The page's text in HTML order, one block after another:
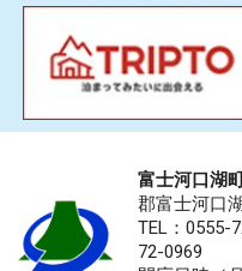
富士河口湖
郡富士河口
TEL：0555-
72-0969